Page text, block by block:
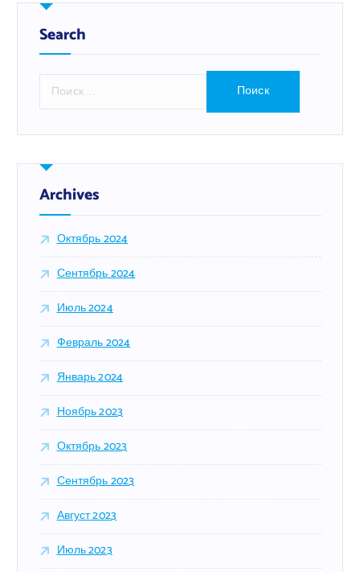
Search
т
:
Archives
Октябрь 2024
Сентябрь 2024
Июль 2024
Февраль 2024
Январь 2024
Ноябрь 2023
Октябрь 2023
Сентябрь 2023
Август 2023
Июль 2023